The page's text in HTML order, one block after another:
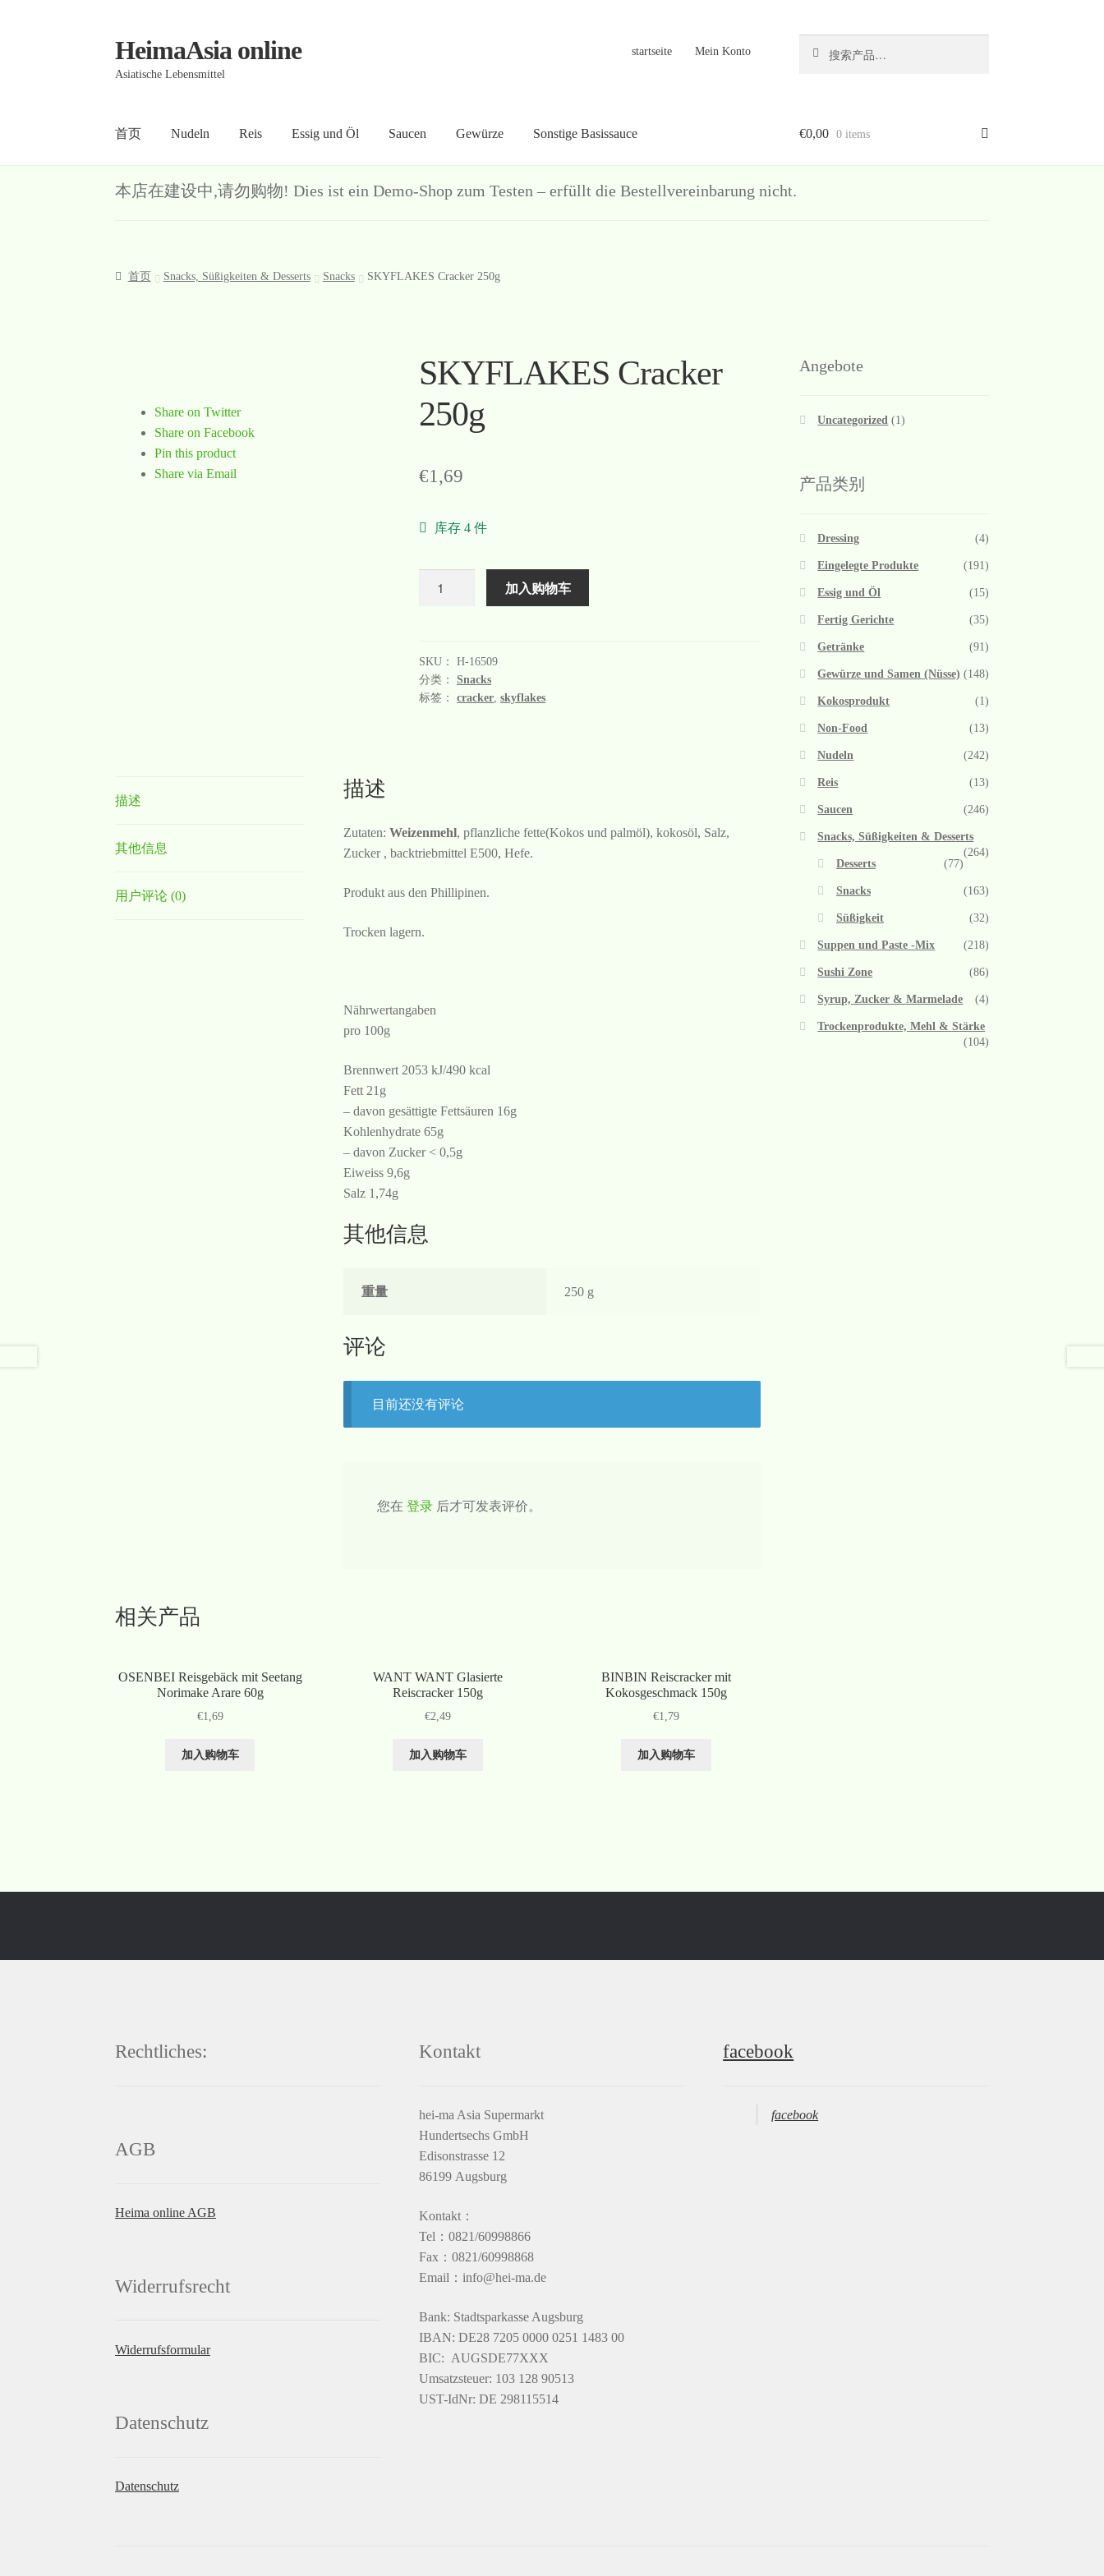
Skip
Skip
HeimaAsia online
Asiatische Lebensmittel
startseite Mein Konto
索：
首页 Nudeln Reis Essig und Öl Saucen Gewürze Sonstige Basissauce
首页About AGB Contact Datenschutz Kasse Mein Konto Warenkorb Welcome Widerrufsformular 关于 联系
€0,00 0 items
本店在建设中,请勿购物! Dies ist ein Demo-Shop zum Testen – erfüllt die Bestellvereinbarung nicht.
首页 Snacks, Süßigkeiten & Desserts Snacks SKYFLAKES Cracker 250g
SKYFLAKES Cracker
250g
€1,69
库存 4 件
加入购物车
SKU：H-16509
分类：Snacks
标签：cracker ,skyflakes
Share on Twitter
Share on Facebook
Pin this product
Share via Email
描述
其他信息
用户评论 (0)
描述
Zutaten: Weizenmehl, pflanzliche fette(Kokos und palmöl), kokosöl, Salz,
Zucker , backtriebmittel E500, Hefe.
Produkt aus den Phillipinen.
Trocken lagern.
Nährwertangaben
pro 100g
Brennwert 2053 kJ/490 kcal
Fett 21g
– davon gesättigte Fettsäuren 16g
Kohlenhydrate 65g
– davon Zucker < 0,5g
Eiweiss 9,6g
Salz 1,74g
其他信息
重量 250 g
评论
目前还没有评论
您在登录 后才可发表评价。
相关产品
OSENBEI Reisgebäck mit Seetang
Norimake Arare 60g
€1,69
加入购物车
WANT WANT Glasierte
Reiscracker 150g
€2,49
加入购物车
BINBIN Reiscracker mit
Kokosgeschmack 150g
€1,79
加入购物车
Angebote
Uncategorized (1)
产品类别
Dressing (4)
Eingelegte Produkte (191)
Essig und Öl (15)
Fertig Gerichte (35)
Getränke (91)
Gewürze und Samen (Nüsse) (148)
Kokosprodukt (1)
Non-Food (13)
Nudeln (242)
Reis (13)
Saucen (246)
Snacks, Süßigkeiten & Desserts
(264)
Desserts
(77)
Snacks (163)
Süßigkeit (32)
Suppen und Paste -Mix (218)
Sushi Zone (86)
Syrup, Zucker & Marmelade (4)
Trockenprodukte, Mehl & Stärke
(104)
Rechtliches:
AGB
Heima online AGB
Widerrufsrecht
Widerrufsformular
Datenschutz
Datenschutz
Kontakt
hei-ma Asia Supermarkt
Hundertsechs GmbH
Edisonstrasse 12
86199 Augsburg
Kontakt：
Tel：0821/60998866
Fax：0821/60998868
Email：info@hei-ma.de
Bank: Stadtsparkasse Augsburg
IBAN: DE28 7205 0000 0251 1483 00
BIC: AUGSDE77XXX
Umsatzsteuer: 103 128 90513
UST-IdNr: DE 298115514
facebook
facebook